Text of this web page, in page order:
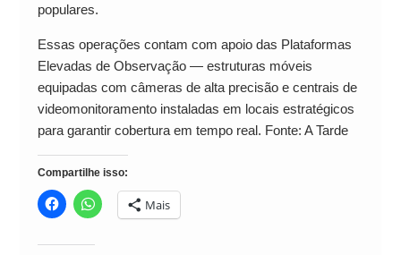
populares.
Essas operações contam com apoio das Plataformas
Elevadas de Observação — estruturas móveis
equipadas com câmeras de alta precisão e centrais de
videomonitoramento instaladas em locais estratégicos
para garantir cobertura em tempo real. Fonte: A Tarde
Compartilhe isso:
Mais